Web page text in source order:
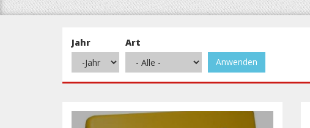
Jahr
Art
Anwenden